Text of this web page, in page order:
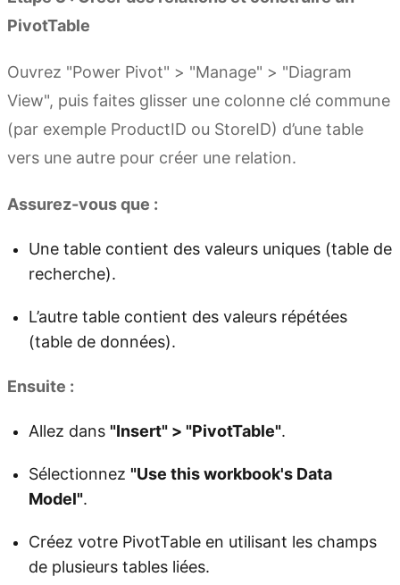
PivotTable
Ouvrez "Power Pivot" > "Manage" > "Diagram
View", puis faites glisser une colonne clé commune
(par exemple ProductID ou StoreID) d’une table
vers une autre pour créer une relation.
Assurez-vous que :
Une table contient des valeurs uniques (table de
recherche).
L’autre table contient des valeurs répétées
(table de données).
Ensuite :
Allez dans "Insert" > "PivotTable".
Sélectionnez "Use this workbook's Data
Model".
Créez votre PivotTable en utilisant les champs
de plusieurs tables liées.